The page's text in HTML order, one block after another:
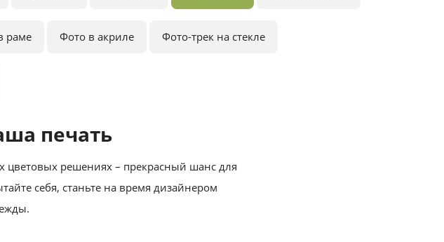
раме Фото в акриле Фото-трек на стекле
печать
цветовых решениях – прекрасный шанс для
себя, станьте на время дизайнером